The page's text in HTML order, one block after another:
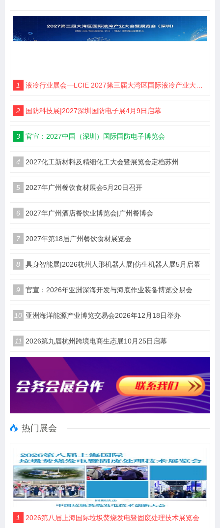
1 液冷行业展会—LCIE 2027第三届大湾区国际液冷产业大会暨展览会（深圳）
2 国防科技展|2027深圳国防电子展4月9日启幕
3 官宣：2027中国（深圳）国际国防电子博览会
4 2027化工新材料及精细化工大会暨展览会定档苏州
5 2027年广州餐饮食材展会5月20日召开
6 2027年广州酒店餐饮业博览会|广州餐博会
7 2027年第18届广州餐饮食材展览会
8 具身智能展|2026杭州人形机器人展|仿生机器人展5月启幕
9 官宣：2026年亚洲深海开发与海底作业装备博览交易会
10 亚洲海洋能源产业博览交易会2026年12月18日举办
11 2026第九届杭州跨境电商生态展10月25日启幕
热门展会
1 2026第八届上海国际垃圾焚烧发电暨固废处理技术展览会